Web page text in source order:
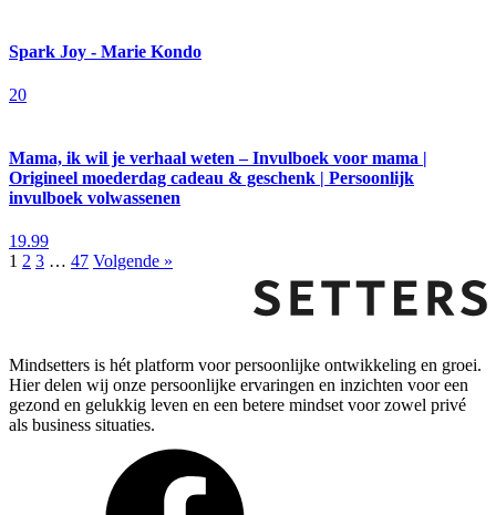
Spark Joy - Marie Kondo
20
Mama, ik wil je verhaal weten – Invulboek voor mama |
Origineel moederdag cadeau & geschenk | Persoonlijk
invulboek volwassenen
19.99
1 2 3 … 47 Volgende »
Mindsetters is hét platform voor persoonlijke ontwikkeling en groei.
Hier delen wij onze persoonlijke ervaringen en inzichten voor een
gezond en gelukkig leven en een betere mindset voor zowel privé
als business situaties.